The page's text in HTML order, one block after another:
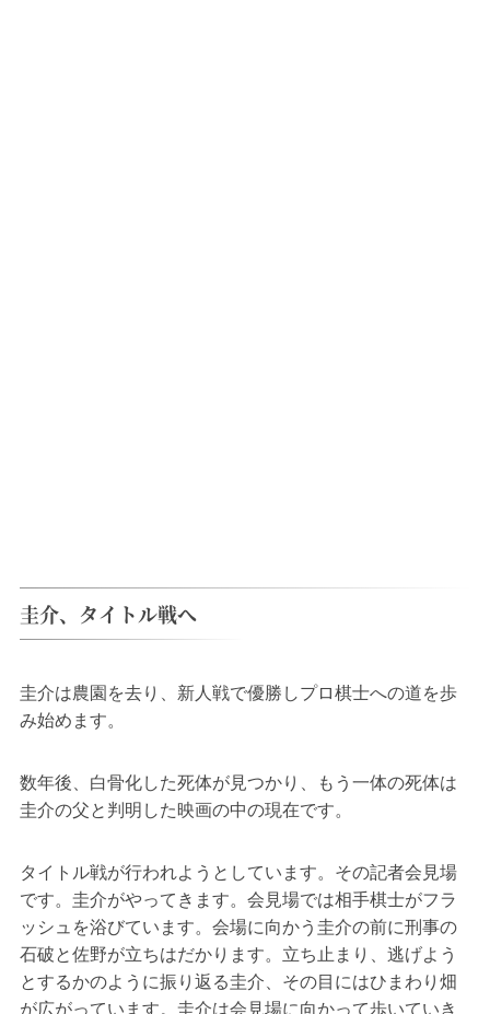
圭介、タイトル戦へ
圭介は農園を去り、新人戦で優勝しプロ棋士への道を歩
み始めます。
数年後、白骨化した死体が見つかり、もう一体の死体は
圭介の父と判明した映画の中の現在です。
タイトル戦が行われようとしています。その記者会見場
です。圭介がやってきます。会見場では相手棋士がフラ
ッシュを浴びています。会場に向かう圭介の前に刑事の
石破と佐野が立ちはだかります。立ち止まり、逃げよう
とするかのように振り返る圭介、その目にはひまわり畑
が広がっています。圭介は会見場に向かって歩いていき